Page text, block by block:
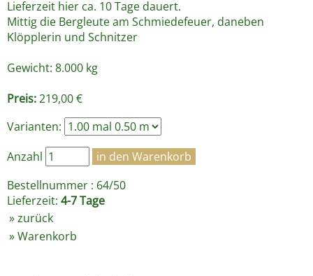
Lieferzeit hier ca. 10 Tage dauert.
Mittig die Bergleute am Schmiedefeuer, daneben
Klöpplerin und Schnitzer
Gewicht: 8.000 kg
Preis:219,00 €
Varianten:
Anzahl
Bestellnummer : 64/50
Lieferzeit: 4-7 Tage
»zurück
»Warenkorb